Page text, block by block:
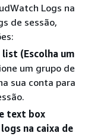
Logs na
de sessão,
(Escolha um
um grupo de
sua conta para
text box
na caixa de